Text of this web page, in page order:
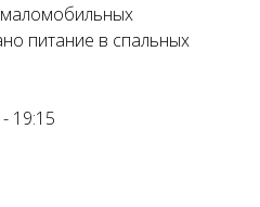
питание в спальных
19:15